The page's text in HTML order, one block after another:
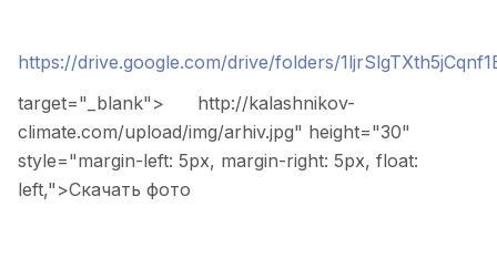
https://drive.google.com/drive/folders/
target="_blank">
http://kalashnikov-
climate.com/upload/img/arhiv.jpg" height="30"
style="margin-left: 5px, margin-right: 5px, float:
left,">Скачать фото